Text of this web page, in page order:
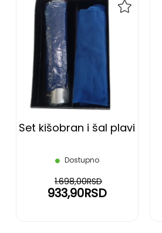
Set kišobran i šal plavi
Dostupno
933,90RSD
1.698,00RSD